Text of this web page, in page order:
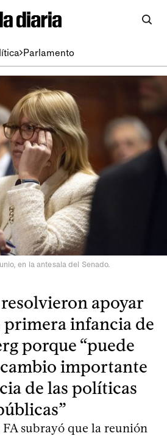
Parlamento
en la antesala del Senado.
apoyar
infancia de
porque “puede
importante
de las políticas
subrayó que la reunión